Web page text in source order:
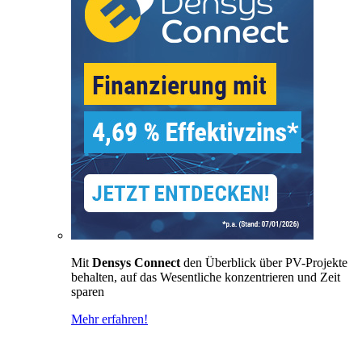
Mit Densys Connect den Überblick über PV-Projekte
behalten, auf das Wesentliche konzentrieren und Zeit
sparen
Mehr erfahren!